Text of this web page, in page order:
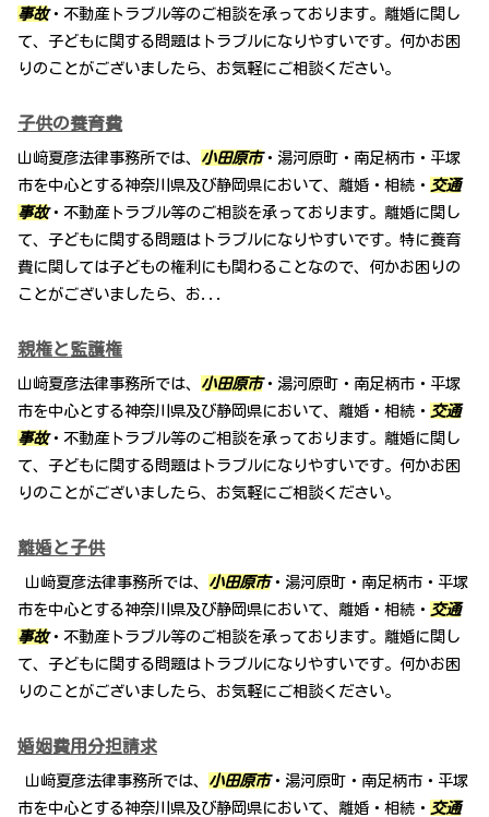
事故・不動産トラブル等のご相談を承っております。離婚に関し
て、子どもに関する問題はトラブルになりやすいです。何かお困
りのことがございましたら、お気軽にご相談ください。
子供の養育費
山﨑夏彦法律事務所では、 小田原市・湯河原町・南足柄市・平塚
市を中心とする神奈川県及び静岡県において、離婚・相続・ 交通
事故・不動産トラブル等のご相談を承っております。離婚に関し
て、子どもに関する問題はトラブルになりやすいです。特に養育
費に関しては子どもの権利にも関わることなので、何かお困りの
ことがございましたら、お...
親権と監護権
山﨑夏彦法律事務所では、 小田原市・湯河原町・南足柄市・平塚
市を中心とする神奈川県及び静岡県において、離婚・相続・ 交通
事故・不動産トラブル等のご相談を承っております。離婚に関し
て、子どもに関する問題はトラブルになりやすいです。何かお困
りのことがございましたら、お気軽にご相談ください。
離婚と子供
山﨑夏彦法律事務所では、 小田原市・湯河原町・南足柄市・平塚
市を中心とする神奈川県及び静岡県において、離婚・相続・ 交通
事故・不動産トラブル等のご相談を承っております。離婚に関し
て、子どもに関する問題はトラブルになりやすいです。何かお困
りのことがございましたら、お気軽にご相談ください。
婚姻費用分担請求
山﨑夏彦法律事務所では、 小田原市・湯河原町・南足柄市・平塚
市を中心とする神奈川県及び静岡県において、離婚・相続・ 交通